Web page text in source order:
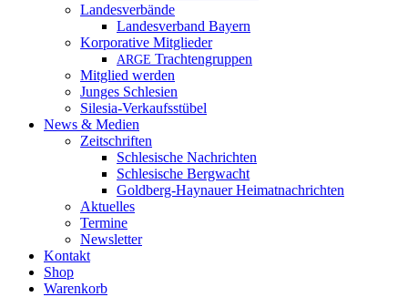
Landesverbände
Landesverband Bayern
Korporative Mitglieder
ARGE Trachtengruppen
Mitglied werden
Junges Schlesien
Silesia-Verkaufsstübel
News & Medien
Zeitschriften
Schlesische Nachrichten
Schlesische Bergwacht
Goldberg-Haynauer Heimatnachrichten
Aktuelles
Termine
Newsletter
Kontakt
Shop
Warenkorb